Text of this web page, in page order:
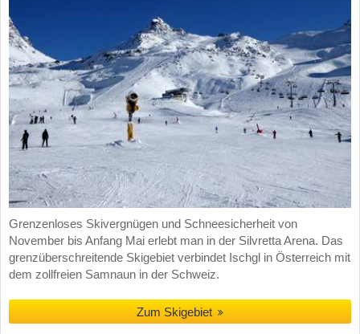
Grenzenloses Skivergnügen und Schneesicherheit von
November bis Anfang Mai erlebt man in der Silvretta Arena. Das
grenzüberschreitende Skigebiet verbindet Ischgl in Österreich mit
dem zollfreien Samnaun in der Schweiz.
Zum Skigebiet